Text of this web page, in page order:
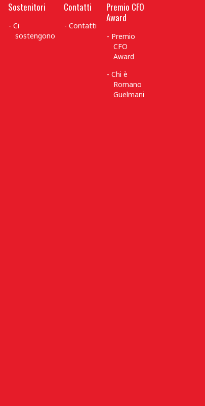
Sostenitori
Ci
sostengono
Contatti
Contatti
Premio CFO
Award
Premio
CFO
Award
Chi è
Romano
Guelmani